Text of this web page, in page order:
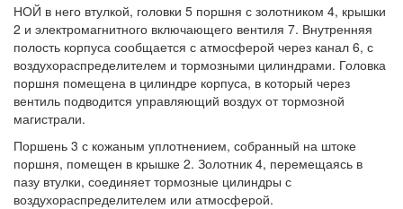
НОЙ в него втулкой, головки 5 поршня с золотником 4, крышки
2 и электромагнитного включающего вентиля 7. Внутренняя
полость корпуса сообщается с атмосферой через канал 6, с
воздухораспределителем и тормозными цилиндрами. Головка
поршня помещена в цилиндре корпуса, в который через
вентиль подводится управляющий воздух от тормозной
магистрали.
Поршень 3 с кожаным уплотнением, собранный на штоке
поршня, помещен в крышке 2. Золотник 4, перемещаясь в
пазу втулки, соединяет тормозные цилиндры с
воздухораспределителем или атмосферой.